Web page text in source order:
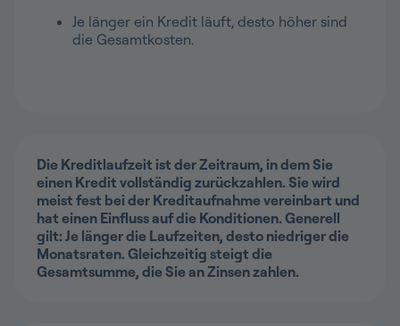
Je länger ein Kredit läuft, desto höher sind
die Gesamtkosten.
Die Kreditlaufzeit ist der Zeitraum, in dem Sie
einen Kredit vollständig zurückzahlen. Sie wird
meist fest bei der Kreditaufnahme vereinbart und
hat einen Einfluss auf die Konditionen. Generell
gilt: Je länger die Laufzeiten, desto niedriger die
Monatsraten. Gleichzeitig steigt die
Gesamtsumme, die Sie an Zinsen zahlen.